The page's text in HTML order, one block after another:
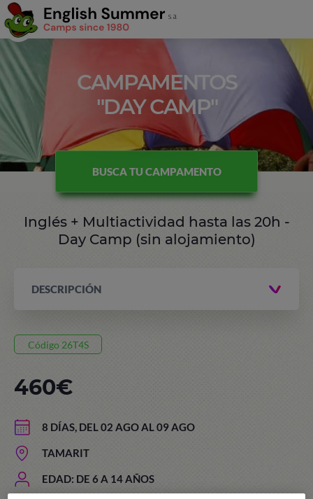
CAMPAMENTOS
"DAY CAMP"
BUSCA TU CAMPAMENTO
Inglés + Multiactividad hasta las 20h -
Day Camp (sin alojamiento)
DESCRIPCIÓN
Código 26T4S
8 DÍAS, DEL 02 AGO AL 09 AGO
TAMARIT
EDAD: DE 6 A 14 AÑOS
460€